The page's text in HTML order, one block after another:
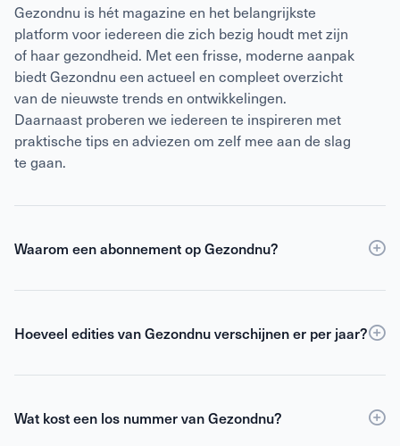
Gezondnu is hét magazine en het belangrijkste
platform voor iedereen die zich bezig houdt met zijn
of haar gezondheid. Met een frisse, moderne aanpak
biedt Gezondnu een actueel en compleet overzicht
van de nieuwste trends en ontwikkelingen.
Daarnaast proberen we iedereen te inspireren met
praktische tips en adviezen om zelf mee aan de slag
te gaan.
Waarom een abonnement op Gezondnu?
Eenabonnementop Gezondnu is de slimste keuze
opzichte van losse verkoop én toegang tot de digitale
geïnformeerd en geïnspireerd om het beste uit jezelf
Hoeveel edities van Gezondnu verschijnen er per jaar?
Gezondnu verschijnt 6 keer per jaar.
Wat kost een los nummer van Gezondnu?